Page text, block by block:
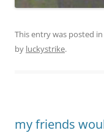
This entry was posted in
by luckystrike.
my friends